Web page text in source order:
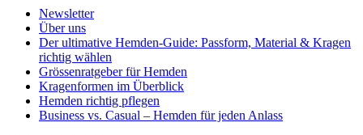
Newsletter
Über uns
Der ultimative Hemden-Guide: Passform, Material & Kragen
richtig wählen
Grössenratgeber für Hemden
Kragenformen im Überblick
Hemden richtig pflegen
Business vs. Casual – Hemden für jeden Anlass